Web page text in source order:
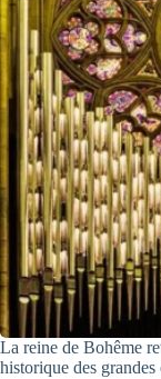
La reine de Bohême
historique des grandes